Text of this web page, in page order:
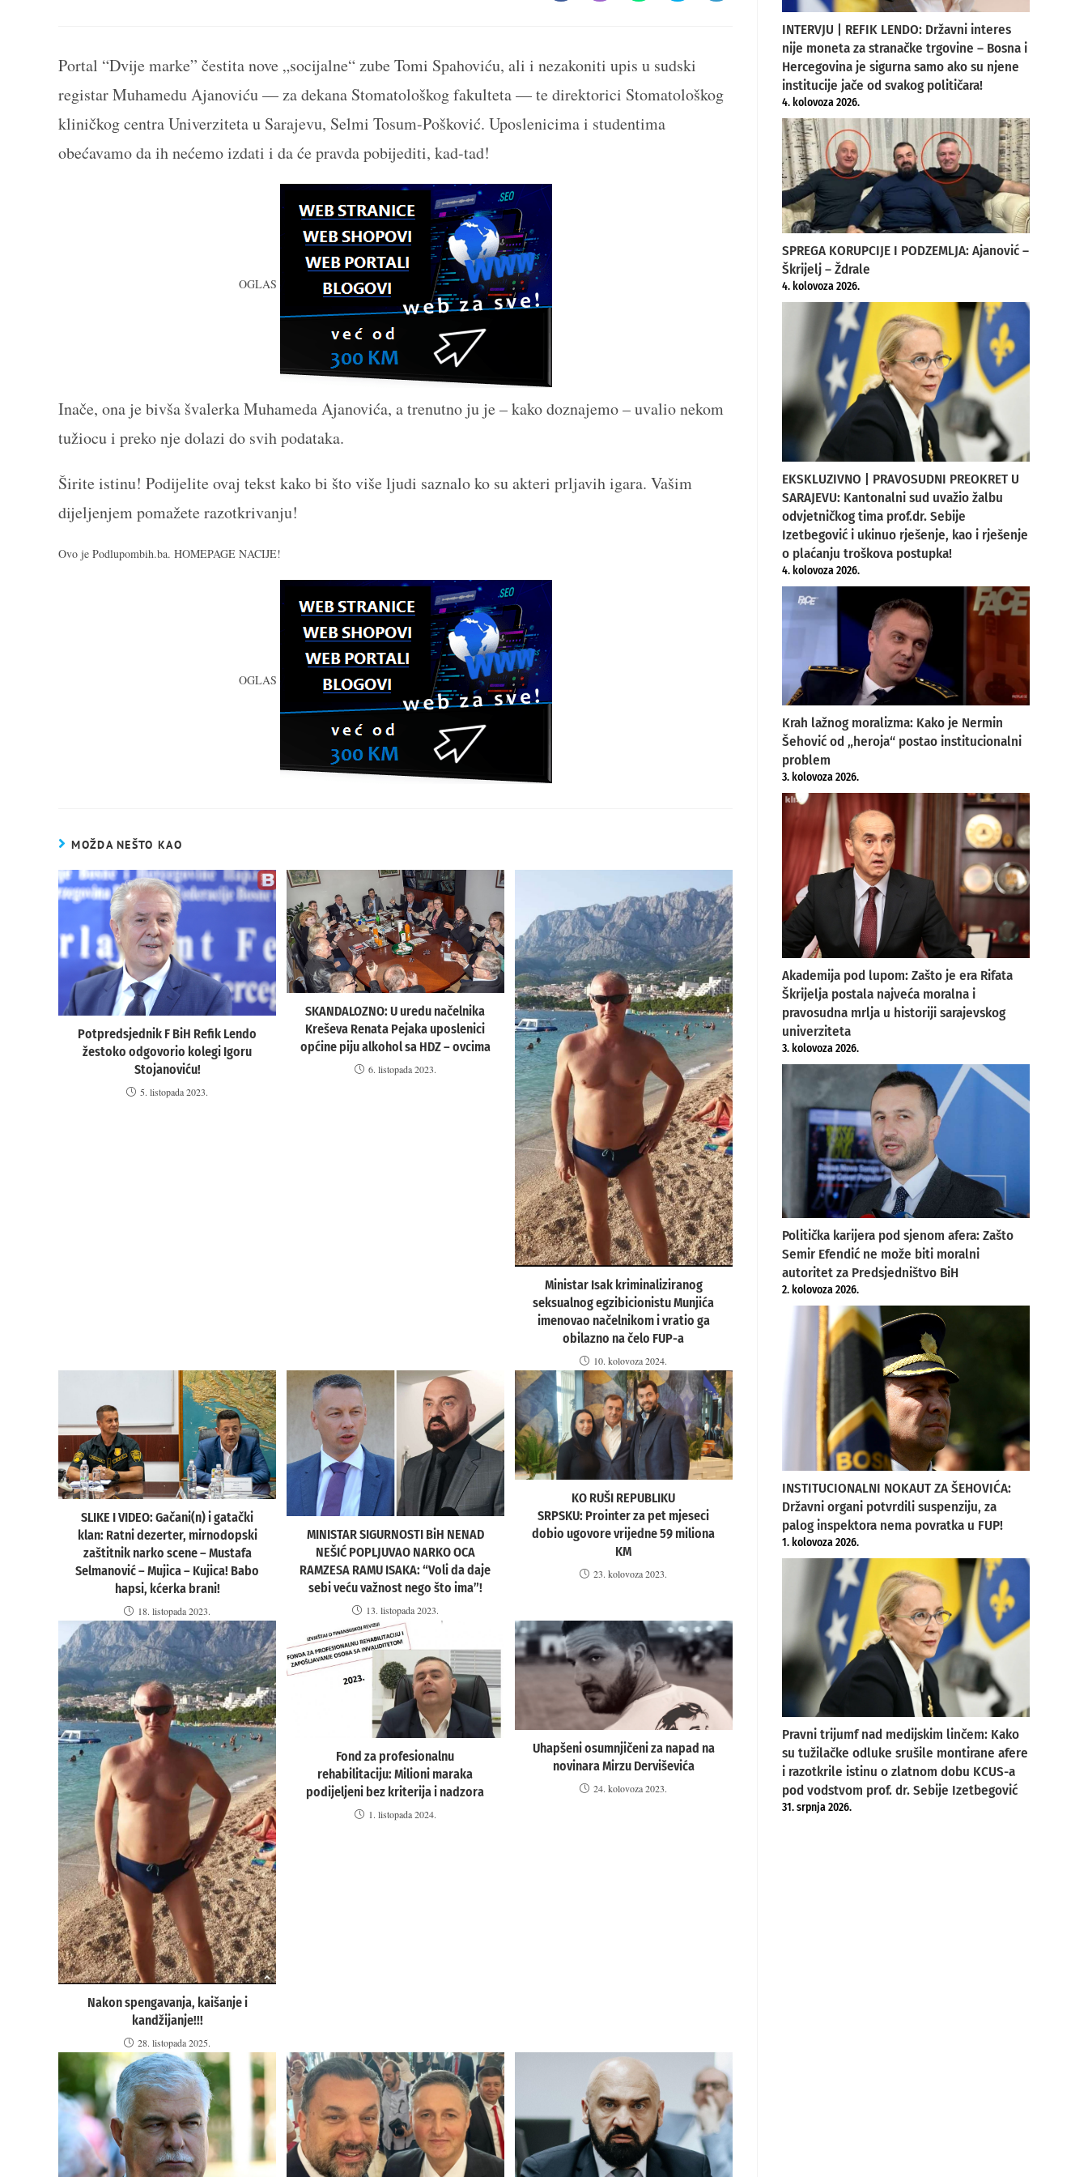
Portal “Dvije marke” čestita nove „socijalne“ zube Tomi Spahoviću, ali i nezakoniti upis u sudski
registar Muhamedu Ajanoviću — za dekana Stomatološkog fakulteta — te direktorici Stomatološkog
kliničkog centra Univerziteta u Sarajevu, Selmi Tosum-Pošković. Uposlenicima i studentima
obećavamo da ih nećemo izdati i da će pravda pobijediti, kad-tad!
OGLAS
Inače, ona je bivša švalerka Muhameda Ajanovića, a trenutno ju je – kako doznajemo – uvalio nekom
tužiocu i preko nje dolazi do svih podataka.
Širite istinu! Podijelite ovaj tekst kako bi što više ljudi saznalo ko su akteri prljavih igara. Vašim
dijeljenjem pomažeterazotkrivanju!
Ovo je Podlupombih.ba. HOMEPAGE NACIJE!
OGLAS
MOŽDA NEŠTO KAO
Potpredsjednik F BiH Refik Lendo
žestoko odgovorio kolegi Igoru
Stojanoviću!
5. listopada 2023.
SKANDALOZNO: U uredu načelnika
Kreševa Renata Pejaka uposlenici
općine piju alkohol sa HDZ – ovcima
6. listopada 2023.
Ministar Isak kriminaliziranog
seksualnog egzibicionistu Munjića
imenovao načelnikom i vratio ga
obilazno na čelo FUP-a
10. kolovoza 2024.
SLIKE I VIDEO: Gačani(n) i gatački
klan: Ratni dezerter, mirnodopski
zaštitnik narko scene – Mustafa
Selmanović – Mujica – Kujica! Babo
hapsi, kćerka brani!
18. listopada 2023.
MINISTAR SIGURNOSTI BiH NENAD
NEŠIĆ POPLJUVAO NARKO OCA
RAMZESA RAMU ISAKA: “Voli da daje
sebi veću važnost nego što ima”!
13. listopada 2023.
KO RUŠI REPUBLIKU
SRPSKU: Prointer za pet mjeseci
dobio ugovore vrijedne 59 miliona
KM
23. kolovoza 2023.
Nakon spengavanja, kaišanje i
kandžijanje!!!
28. listopada 2025.
Fond za profesionalnu
rehabilitaciju: Milioni maraka
podijeljeni bez kriterija i nadzora
1. listopada 2024.
Uhapšeni osumnjičeni za napad na
novinara Mirzu Derviševića
24. kolovoza 2023.
INTERVJU | REFIK LENDO: Državni interes
nije moneta za stranačke trgovine – Bosna i
Hercegovina je sigurna samo ako su njene
institucije jače od svakog političara!
4. kolovoza 2026.
SPREGA KORUPCIJE I PODZEMLJA: Ajanović –
Škrijelj – Ždrale
4. kolovoza 2026.
EKSKLUZIVNO | PRAVOSUDNI PREOKRET U
SARAJEVU: Kantonalni sud uvažio žalbu
odvjetničkog tima prof.dr. Sebije
Izetbegović i ukinuo rješenje, kao i rješenje
o plaćanju troškova postupka!
4. kolovoza 2026.
Krah lažnog moralizma: Kako je Nermin
Šehović od „heroja“ postao institucionalni
problem
3. kolovoza 2026.
Akademija pod lupom: Zašto je era Rifata
Škrijelja postala najveća moralna i
pravosudna mrlja u historiji sarajevskog
univerziteta
3. kolovoza 2026.
Politička karijera pod sjenom afera: Zašto
Semir Efendić ne može biti moralni
autoritet za Predsjedništvo BiH
2. kolovoza 2026.
INSTITUCIONALNI NOKAUT ZA ŠEHOVIĆA:
Državni organi potvrdili suspenziju, za
palog inspektora nema povratka u FUP!
1. kolovoza 2026.
Pravni trijumf nad medijskim linčem: Kako
su tužilačke odluke srušile montirane afere
i razotkrile istinu o zlatnom dobu KCUS-a
pod vodstvom prof. dr. Sebije Izetbegović
31. srpnja 2026.